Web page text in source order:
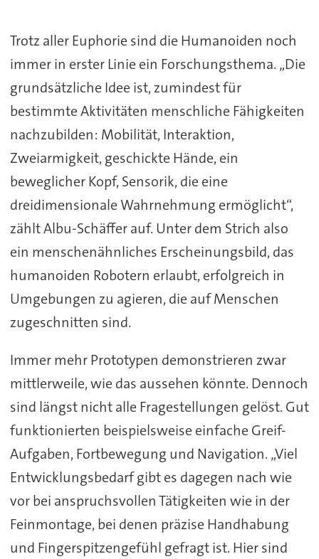
Trotz aller Euphorie sind die Humanoiden noch
immer in erster Linie ein Forschungsthema. „Die
grundsätzliche Idee ist, zumindest für
bestimmte Aktivitäten menschliche Fähigkeiten
nachzubilden: Mobilität, Interaktion,
Zweiarmigkeit, geschickte Hände, ein
beweglicher Kopf, Sensorik, die eine
dreidimensionale Wahrnehmung ermöglicht“,
zählt Albu-Schäffer auf. Unter dem Strich also
ein menschenähnliches Erscheinungsbild, das
humanoiden Robotern erlaubt, erfolgreich in
Umgebungen zu agieren, die auf Menschen
zugeschnitten sind.
Immer mehr Prototypen demonstrieren zwar
mittlerweile, wie das aussehen könnte. Dennoch
sind längst nicht alle Fragestellungen gelöst. Gut
funktionierten beispielsweise einfache Greif-
Aufgaben, Fortbewegung und Navigation. „Viel
Entwicklungsbedarf gibt es dagegen nach wie
vor bei anspruchsvollen Tätigkeiten wie in der
Feinmontage, bei denen präzise Handhabung
und Fingerspitzengefühl gefragt ist. Hier sind